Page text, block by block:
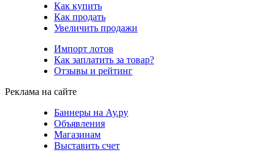
Как купить
Как продать
Увеличить продажи
Импорт лотов
Как заплатить за товар?
Отзывы и рейтинг
Реклама на сайте
Баннеры на Ау.ру
Объявления
Магазинам
Выставить счет